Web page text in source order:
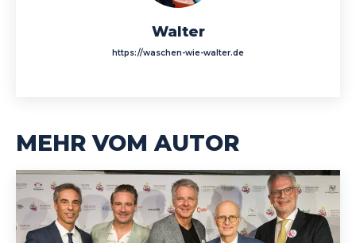
Walter
https://waschen-wie-walter.de
MEHR VOM AUTOR